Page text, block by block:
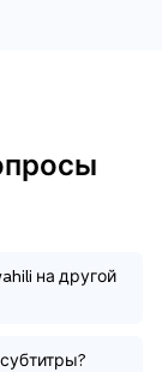
на другой